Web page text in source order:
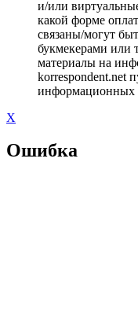
и/или
какой форме
связаны/могут
букмекерами или
материалы на
korrespondent.net
информационных
X
Ошибка